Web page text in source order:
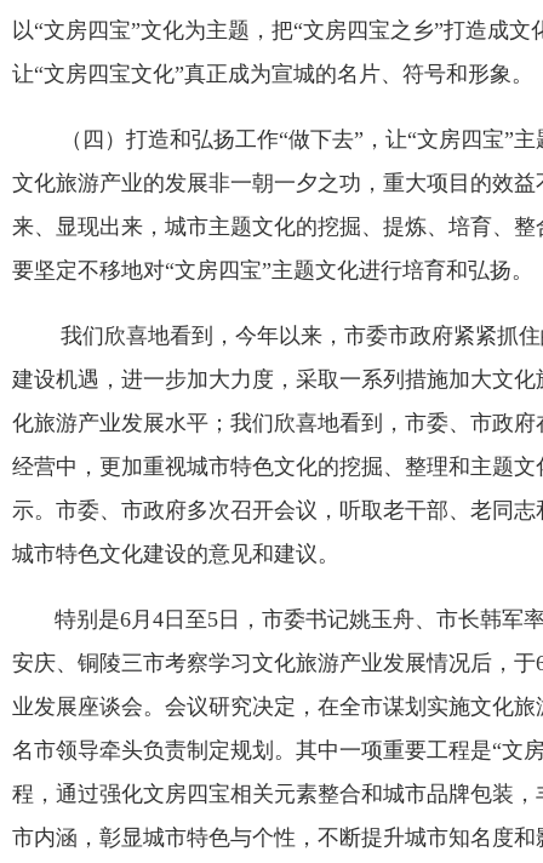
以“文房四宝”文化为主题，把“文房四宝之乡”打造成文
让“文房四宝文化”真正成为宣城的名片、符号和形象。
（四）打造和弘扬工作“做下去” ，让“文房四宝”主
文化旅游产业的发展非一朝一夕之功，重大项目的效
来、显现出来，城市主题文化的挖掘、提炼、培育、
要坚定不移地对“文房四宝”主题文化进行培育和弘扬。
我们欣喜地看到，今年以来，市委市政府紧紧抓住
建设机遇，进一步加大力度，采取一系列措施加大文
化旅游产业发展水平；我们欣喜地看到，市委、市政
经营中，更加重视城市特色文化的挖掘、整理和主题
示。市委、市政府多次召开会议，听取老干部、老同
城市特色文化建设的意见和建议。
特别是6月 4 日至5 日，市委书记姚玉舟、市长韩军
安庆、铜陵三市考察学习文化旅游产业发展情况后，于
业发展座谈会。会议研究决定，在全市谋划实施文化
名市领导牵头负责制定规划。其中一项重要工程是“文
程，通过强化文房四宝相关元素整合和城市品牌包装，
市内涵，彰显城市特色与个性，不断提升城市知名度